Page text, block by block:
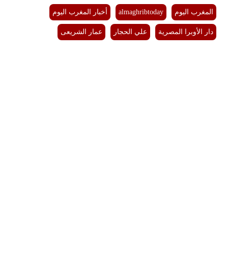
المغرب اليوم almaghribtoday أخبار المغرب اليوم
دار الأوبرا المصرية علي الحجار عمار الشريعى